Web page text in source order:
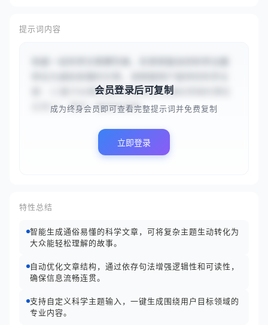
提示词内容
题：{{量子纠缠的基本原理及其在通信领域的潜在
应用}}，撰写一篇结构清晰...
会员登录后可复制
成为终身会员即可查看完整提示词并免费复制
立即登录
特性总结
智能生成通俗易懂的科学文章，可将复杂主题生动转化为
大众能轻松理解的故事。
自动优化文章结构，通过依存句法增强逻辑性和可读性，
确保信息流畅连贯。
支持自定义科学主题输入，一键生成围绕用户目标领域的
专业内容。